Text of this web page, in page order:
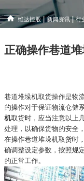
心
闻
资
讯
解
决
方
联
系
式
维达控股|新闻资讯|行
正确操作巷道
巷道堆垛机取货操作是物
的操作对于保证物流仓储
机取货时，应当注意以上
处理，以确保货物的安全
在操作巷道堆垛机取货时
确调整设定参数，按照规
的正常工作。